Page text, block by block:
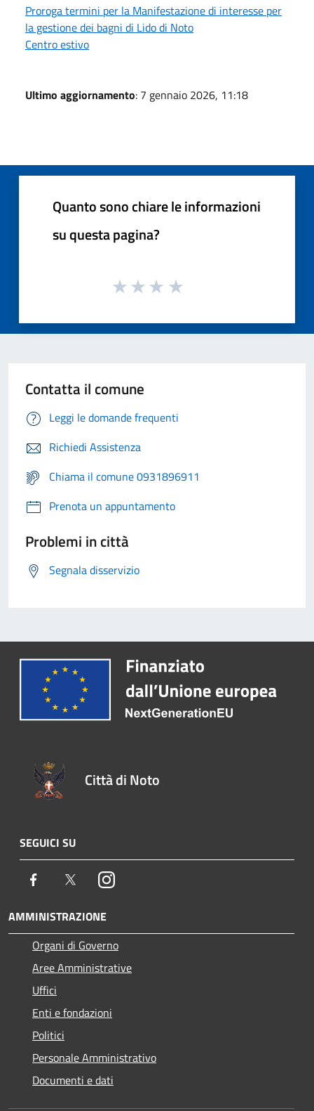
Proroga termini per la Manifestazione di interesse per
la gestione dei bagni di Lido di Noto
Centro estivo
Ultimo aggiornamento: 7 gennaio 2026, 11:18
Quanto sono chiare le informazioni
su questa pagina?
Contatta il comune
Leggi le domande frequenti
Richiedi Assistenza
Chiama il comune 0931896911
Prenota un appuntamento
Problemi in città
Segnala disservizio
Città di Noto
SEGUICI SU
Facebook TwitterInstagram
AMMINISTRAZIONE
Organi di Governo
Aree Amministrative
Uffici
Enti e fondazioni
Politici
Personale Amministrativo
Documenti e dati